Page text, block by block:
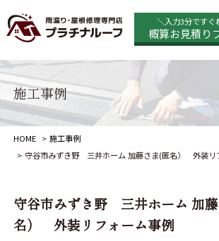
＼入力3分ですぐ
概算お見積り
施工事例
HOME
施工事例
守谷市みずき野 三井ホーム 加藤さま(匿名） 外装リ
守谷市みずき野 三井ホーム 加
名） 外装リフォーム事例